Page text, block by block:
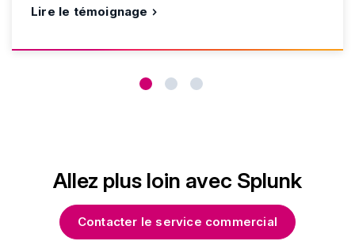
Lire le témoignage
Allez plus loin avec Splunk
Contacter le service commercial